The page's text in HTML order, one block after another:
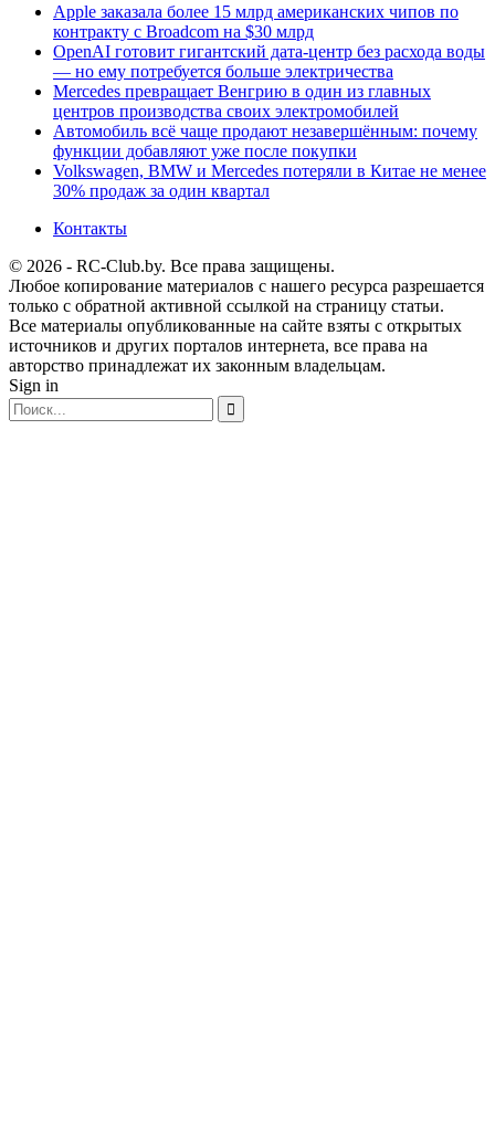
Apple заказала более 15 млрд американских чипов по
контракту с Broadcom на $30 млрд
OpenAI готовит гигантский дата-центр без расхода воды
— но ему потребуется больше электричества
Mercedes превращает Венгрию в один из главных
центров производства своих электромобилей
Автомобиль всё чаще продают незавершённым: почему
функции добавляют уже после покупки
Volkswagen, BMW и Mercedes потеряли в Китае не менее
30% продаж за один квартал
Контакты
© 2026 - RC-Club.by. Все права защищены.
Любое копирование материалов с нашего ресурса разрешается
только с обратной активной ссылкой на страницу статьи.
Все материалы опубликованные на сайте взяты с открытых
источников и других порталов интернета, все права на
авторство принадлежат их законным владельцам.
Sign in